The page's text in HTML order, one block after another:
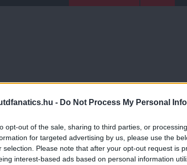
- Do Not Process My Personal
opt-out of the sale, sharing to third parties, or
for targeted advertising by us, please use the
selection. Please note that after your opt-out request is
interest-based ads based on personal information
A NYÁRI ÁTIGAZOLÁSI TERVEKRÕL
a klub közel áll Edwin van der Sar
május. 15. 20:35 Nincs hozzászólás